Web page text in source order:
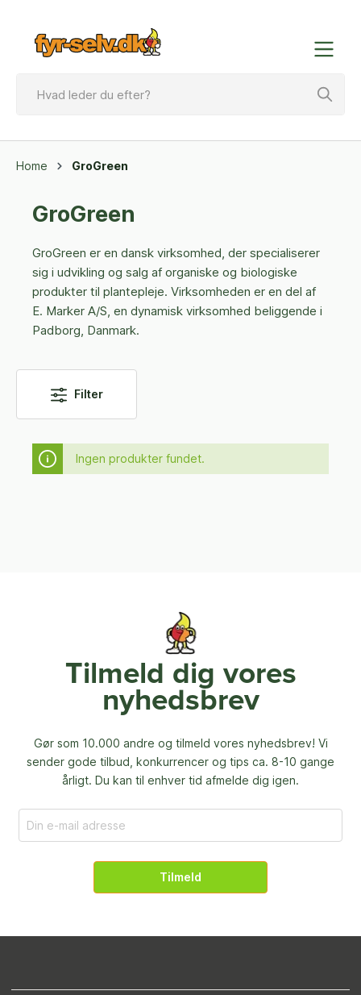
Home GroGreen
GroGreen
GroGreen er en dansk virksomhed, der specialiserer
sig i udvikling og salg af organiske og biologiske
produkter til plantepleje. Virksomheden er en del af
E. Marker A/S, en dynamisk virksomhed beliggende i
Padborg, Danmark.
Filter
Ingen produkter fundet.
Tilmeld dig vores
nyhedsbrev
Gør som 10.000 andre og tilmeld vores nyhedsbrev! Vi
sender gode tilbud, konkurrencer og tips ca. 8-10 gange
årligt. Du kan til enhver tid afmelde dig igen.
Tilmeld